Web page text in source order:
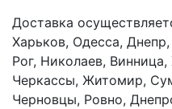
Доставка
Харьков, Одесса,
Рог, Николаев,
Черкассы, Житомир,
Черновцы, Ровно,